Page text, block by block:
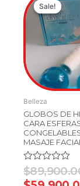
Sale!
Sale!
Belleza
GLOBOS DE
CARA
MASAJE
Valorado
en
$